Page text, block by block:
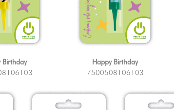
Birthday
Happy Birthday
7500508106103